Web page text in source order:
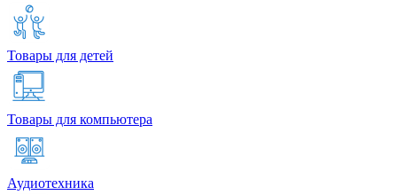
Товары для детей
Товары для компьютера
Аудиотехника